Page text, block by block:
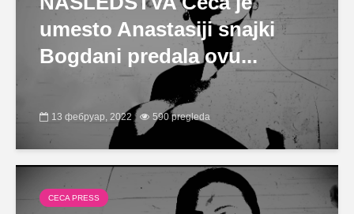
umesto Anastasiji snajki
Bogdani predala ovu...
13 фебруар, 2022 590 pregleda
CECA PRESS